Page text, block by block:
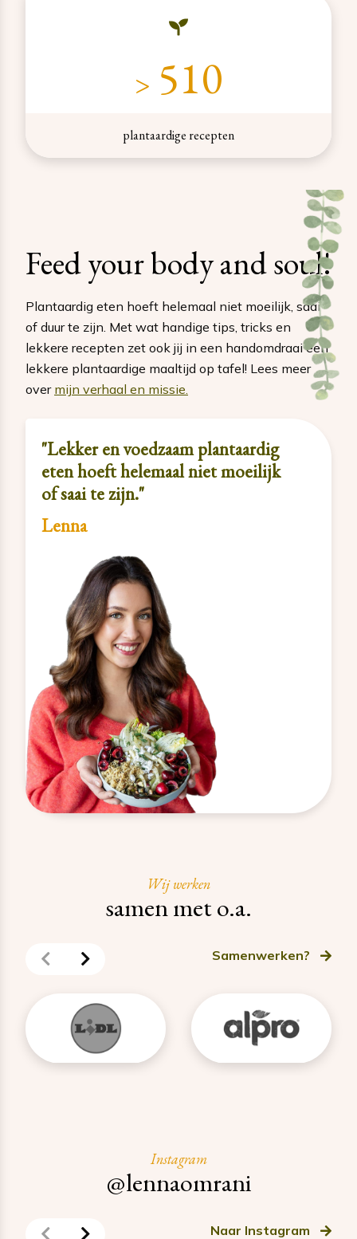
> 840
plantaardige recepten
Feed your body and soul!
Plantaardig eten hoeft helemaal niet moeilijk, saai
of duur te zijn. Met wat handige tips, tricks en
lekkere recepten zet ook jij in een handomdraai een
lekkere plantaardige maaltijd op tafel! Lees meer
over mijn verhaal en missie.
"Lekker en voedzaam plantaardig
eten hoeft helemaal niet moeilijk
of saai te zijn."
Lenna
Wij werken
samen met o.a.
Samenwerken?
Instagram
@lennaomrani
Naar Instagram